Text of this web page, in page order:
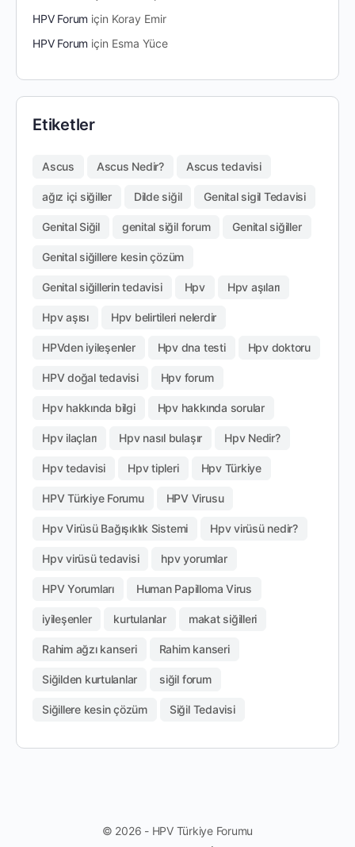
HPV Forum için Koray Emir
HPV Forum için Esma Yüce
Etiketler
Ascus Ascus Nedir? Ascus tedavisi
ağız içi siğiller Dilde siğil Genital sigil Tedavisi
Genital Siğil genital siğil forum Genital siğiller
Genital siğillere kesin çözüm
Genital siğillerin tedavisi Hpv Hpv aşıları
Hpv aşısı Hpv belirtileri nelerdir
HPVden iyileşenler Hpv dna testi Hpv doktoru
HPV doğal tedavisi Hpv forum
Hpv hakkında bilgi Hpv hakkında sorular
Hpv ilaçları Hpv nasıl bulaşır Hpv Nedir?
Hpv tedavisi Hpv tipleri Hpv Türkiye
HPV Türkiye Forumu HPV Virusu
Hpv Virüsü Bağışıklık Sistemi Hpv virüsü nedir?
Hpv virüsü tedavisi hpv yorumlar
HPV Yorumları Human Papilloma Virus
iyileşenler kurtulanlar makat siğilleri
Rahim ağzı kanseri Rahim kanseri
Siğilden kurtulanlar siğil forum
Siğillere kesin çözüm Siğil Tedavisi
© 2026 - HPV Türkiye Forumu